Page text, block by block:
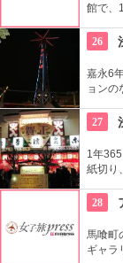
館で、
ている
26
嘉永6
ョンの
が揃う
27
1年
紙切り
由席。
28
馬喰町
ギャラ